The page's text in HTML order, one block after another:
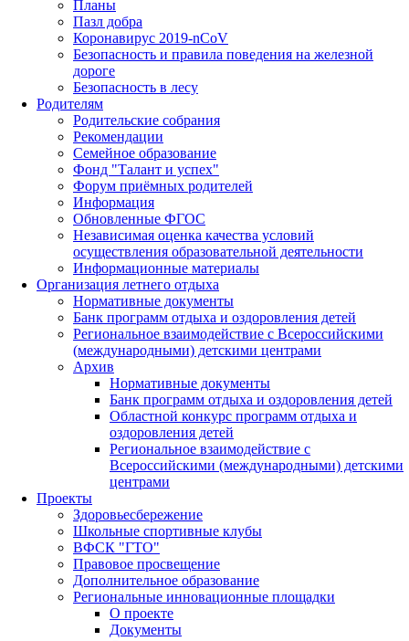
Планы
Пазл добра
Коронавирус 2019-nCoV
Безопасность и правила поведения на железной
дороге
Безопасность в лесу
Родителям
Родительские собрания
Рекомендации
Семейное образование
Фонд "Талант и успех"
Форум приёмных родителей
Информация
Обновленные ФГОС
Независимая оценка качества условий
осуществления образовательной деятельности
Информационные материалы
Организация летнего отдыха
Нормативные документы
Банк программ отдыха и оздоровления детей
Региональное взаимодействие с Всероссийскими
(международными) детскими центрами
Архив
Нормативные документы
Банк программ отдыха и оздоровления детей
Областной конкурс программ отдыха и
оздоровления детей
Региональное взаимодействие с
Всероссийскими (международными) детскими
центрами
Проекты
Здоровьесбережение
Школьные спортивные клубы
ВФСК "ГТО"
Правовое просвещение
Дополнительное образование
Региональные инновационные площадки
О проекте
Документы